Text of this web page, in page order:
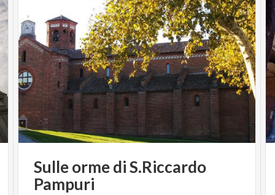
SulleormediS.Riccardo
Pampuri